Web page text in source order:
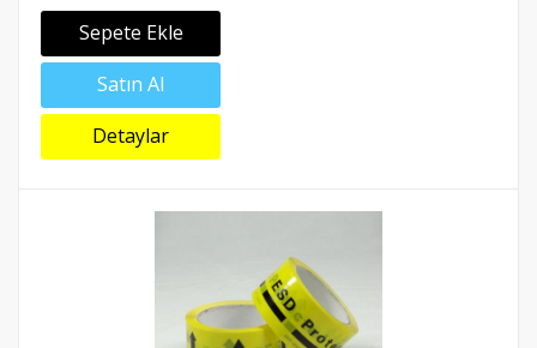
Sepete Ekle
Satın Al
Detaylar